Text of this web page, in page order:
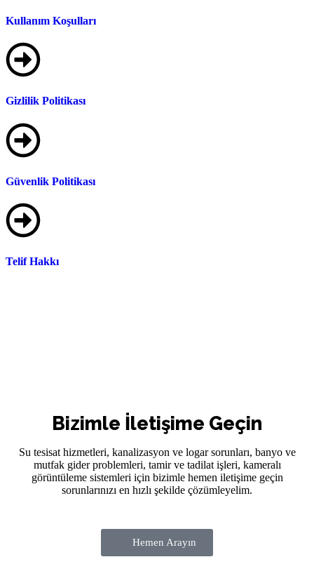
Kullanım Koşulları
Gizlilik Politikası
Güvenlik Politikası
Telif Hakkı
Bizimle İletişime Geçin
Su tesisat hizmetleri, kanalizasyon ve logar sorunları, banyo ve
mutfak gider problemleri, tamir ve tadilat işleri, kameralı
görüntüleme sistemleri için bizimle hemen iletişime geçin
sorunlarınızı en hızlı şekilde çözümleyelim.
Hemen Arayın